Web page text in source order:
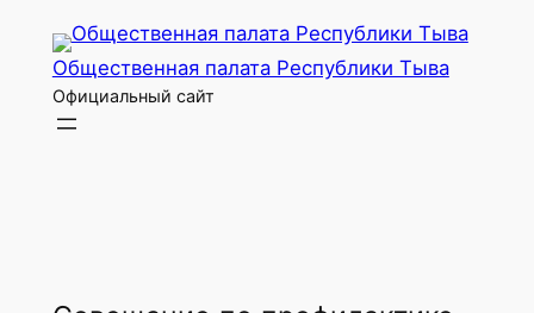
Перейти
содержимому
Общественная палата Республики Тыва
Официальный сайт